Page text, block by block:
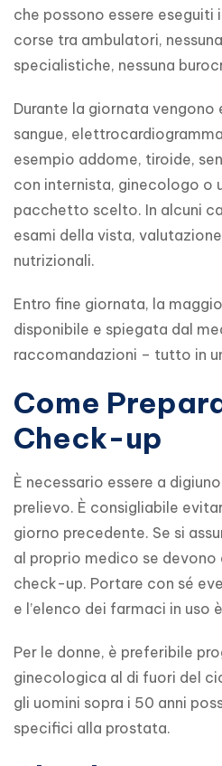
che possono essere eseguiti
corse tra ambulatori,
specialistiche, nessuna
Durante la giornata
sangue,
esempio addome, tiroide,
con internista, ginecologo o
pacchetto scelto. In alcuni
esami della vista,
nutrizionali.
Entro fine giornata, la
disponibile e spiegata dal
raccomandazioni – tutto in
Come
Check-up
È necessario essere a
prelievo. È consigliabile
giorno precedente. Se si
al proprio medico se devono
check-up. Portare con sé
e l’elenco dei farmaci in uso
Per le donne, è preferibile
ginecologica al di fuori del
gli uomini sopra i 50 anni
specifici alla prostata.